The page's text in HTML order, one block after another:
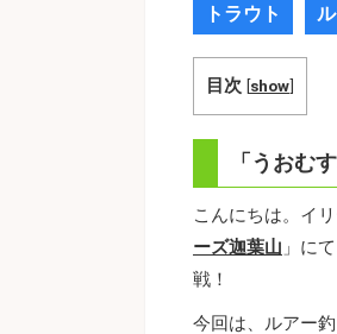
トラウト
目次 [show]
「うおむ
こんにちは。イ
ーズ迦葉山 」に
戦！
今回は、ルアー